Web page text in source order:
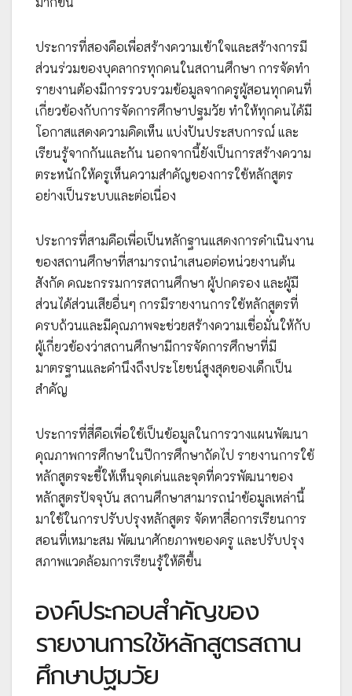
ประการที่สองคือเพื่อสร้างความเข้าใจและสร้างการมี
ส่วนร่วมของบุคลากรทุกคนในสถานศึกษา การจัดทำ
รายงานต้องมีการรวบรวมข้อมูลจากครูผู้สอนทุกคนที่
เกี่ยวข้องกับการจัดการศึกษาปฐมวัย ทำให้ทุกคนได้มี
โอกาสแสดงความคิดเห็น แบ่งปันประสบการณ์ และ
เรียนรู้จากกันและกัน นอกจากนี้ยังเป็นการสร้างความ
ตระหนักให้ครูเห็นความสำคัญของการใช้หลักสูตร
อย่างเป็นระบบและต่อเนื่อง
ประการที่สามคือเพื่อเป็นหลักฐานแสดงการดำเนินงาน
ของสถานศึกษาที่สามารถนำเสนอต่อหน่วยงานต้น
สังกัด คณะกรรมการสถานศึกษา ผู้ปกครอง และผู้มี
ส่วนได้ส่วนเสียอื่นๆ การมีรายงานการใช้หลักสูตรที่
ครบถ้วนและมีคุณภาพจะช่วยสร้างความเชื่อมั่นให้กับ
ผู้เกี่ยวข้องว่าสถานศึกษามีการจัดการศึกษาที่มี
มาตรฐานและคำนึงถึงประโยชน์สูงสุดของเด็กเป็น
สำคัญ
ประการที่สี่คือเพื่อใช้เป็นข้อมูลในการวางแผนพัฒนา
คุณภาพการศึกษาในปีการศึกษาถัดไป รายงานการใช้
หลักสูตรจะชี้ให้เห็นจุดเด่นและจุดที่ควรพัฒนาของ
หลักสูตรปัจจุบัน สถานศึกษาสามารถนำข้อมูลเหล่านี้
มาใช้ในการปรับปรุงหลักสูตร จัดหาสื่อการเรียนการ
สอนที่เหมาะสม พัฒนาศักยภาพของครู และปรับปรุง
สภาพแวดล้อมการเรียนรู้ให้ดีขึ้น
องค์ประกอบสำคัญของ
รายงานการใช้หลักสูตรสถาน
ศึกษาปฐมวัย